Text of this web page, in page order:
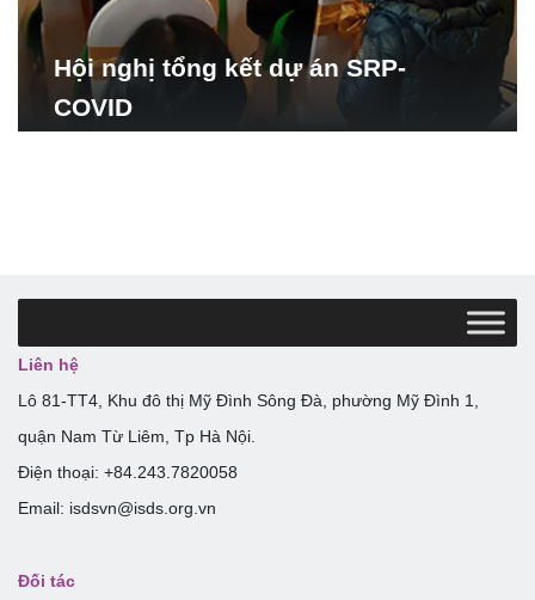
Hội nghị tổng kết dự án SRP-
COVID
Liên hệ
Lô 81-TT4, Khu đô thị Mỹ Đình Sông Đà, phường Mỹ Đình 1,
quận Nam Từ Liêm, Tp Hà Nội.
Điện thoại: +84.243.7820058
Email: isdsvn@isds.org.vn
Đối tác